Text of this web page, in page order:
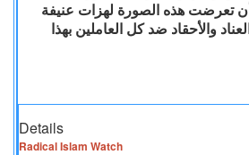
‏أن‏ ‏تعرضت‏ ‏هذه‏ ‏الصورة‏ ‏لهزات‏ ‏عنيفة‏
‏والأحقاد‏ ‏ضد‏ ‏كل‏ ‏العاملين‏ ‏بهذا‏
Details
Radical Islam Watch